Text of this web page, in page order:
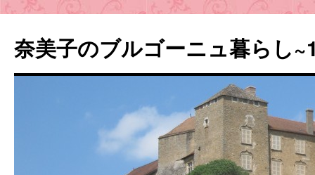
奈美子のブルゴーニュ暮らし